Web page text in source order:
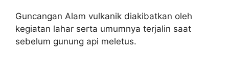
Guncangan Alam vulkanik diakibatkan oleh
kegiatan lahar serta umumnya terjalin saat
sebelum gunung api meletus.